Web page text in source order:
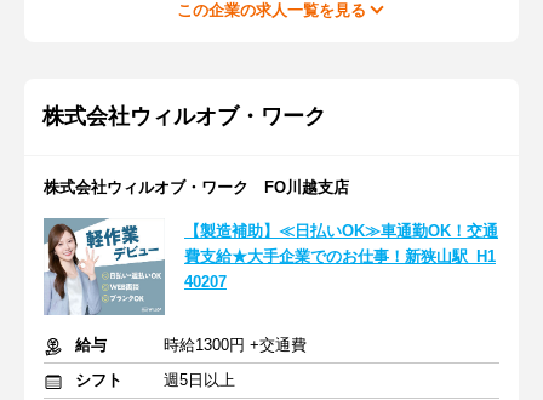
この企業の求人一覧を見る
株式会社ウィルオブ・ワーク
株式会社ウィルオブ・ワーク FO川越支店
【製造補助】≪日払いOK≫車通勤OK！交通
費支給★大手企業でのお仕事！新狭山駅_H1
40207
給与
時給1300円 +交通費
シフト
週5日以上